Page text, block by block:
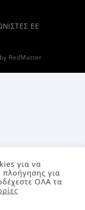
ΕΕ
RedMatter
για να
πλοήγησης για
ΟΛΑ τα